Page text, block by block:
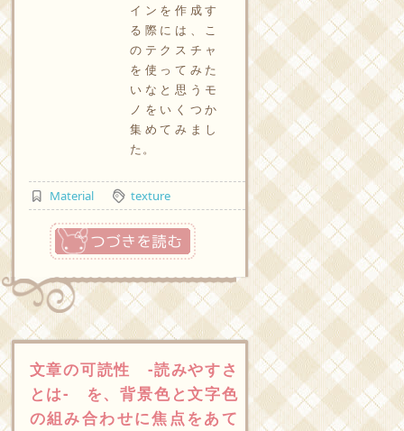
インを作成す
る際には、こ
のテクスチャ
を使ってみた
いなと思うモ
ノをいくつか
集めてみまし
た。
Material texture
つづきを読む
文章の可読性 -読みやすさ
とは- を、背景色と文字色
の組み合わせに焦点をあて